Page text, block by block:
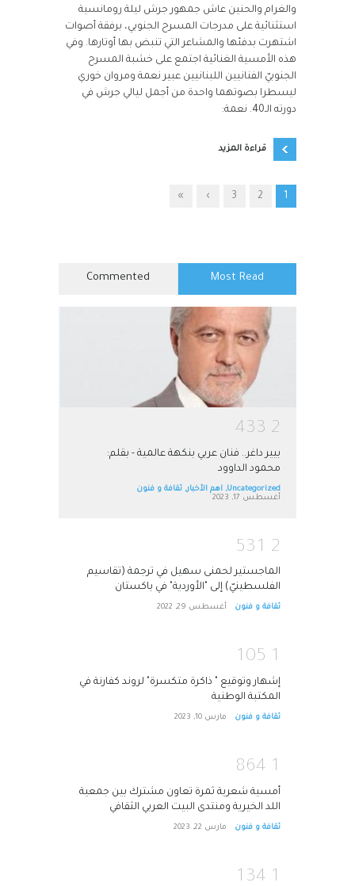
والغرام والحنين عاش جمهور جرش ليلة رومانسية
استثنائية على مدرجات المسرح الجنوبي، برفقة أصوات
اشتهرت بدفئها والمشاعر التي تنبض بها أوتارها. وفي
هذه الأمسية الغنائية اجتمع على خشبة المسرح
الجنوبيّ الفنانيين اللبنانيين عبير نعمة ومروان خوري
ليسطرا بصوتهما واحدة من أجمل ليالي جرش في
دورته الـ40. نعمة:
قراءة المزيد
1
2
3
›
»
Most Read
Commented
2
3
3
4
بيير داغر.. فنان عربي بنكهة عالمية - بقلم:
محمود الداوود
Uncategorized
, اهم الأخبار, ثقافة و فنون
أغسطس 17, 2023
2
1
3
5
الماجستير لحمنى سهيل في ترجمة (تقاسيم
الفلسطينيّ) إلى "الأوردية" في باكستان
ثقافة و فنون أغسطس 29, 2022
1
5
0
1
إشهار وتوقيع " ذاكرة متكسرة" لروند كفارنة في
المكتبة الوطنية
ثقافة و فنون مارس 10, 2023
1
4
6
8
أمسية شعرية ثمرة تعاون مشترك بين جمعية
اللد الخيرية ومنتدى البيت العربي الثقافي
ثقافة و فنون مارس 22, 2023
1
4
3
1